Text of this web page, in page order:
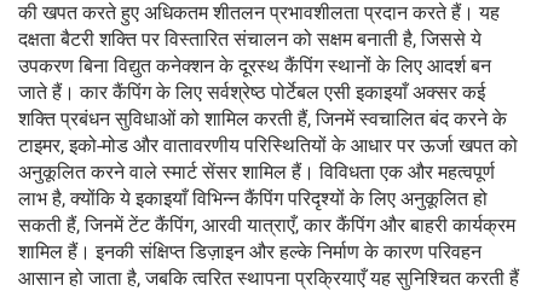
की खपत करते हुए अधिकतम शीतलन प्रभावशीलता प्रदान करते हैं। यह
दक्षता बैटरी शक्ति पर विस्तारित संचालन को सक्षम बनाती है, जिससे ये
उपकरण बिना विद्युत कनेक्शन के दूरस्थ कैंपिंग स्थानों के लिए आदर्श बन
जाते हैं। कार कैंपिंग के लिए सर्वश्रेष्ठ पोर्टेबल एसी इकाइयाँ अक्सर कई
शक्ति प्रबंधन सुविधाओं को शामिल करती हैं, जिनमें स्वचालित बंद करने के
टाइमर, इको-मोड और वातावरणीय परिस्थितियों के आधार पर ऊर्जा खपत को
अनुकूलित करने वाले स्मार्ट सेंसर शामिल हैं। विविधता एक और महत्वपूर्ण
लाभ है, क्योंकि ये इकाइयाँ विभिन्न कैंपिंग परिदृश्यों के लिए अनुकूलित हो
सकती हैं, जिनमें टेंट कैंपिंग, आरवी यात्राएँ, कार कैंपिंग और बाहरी कार्यक्रम
शामिल हैं। इनकी संक्षिप्त डिज़ाइन और हल्के निर्माण के कारण परिवहन
आसान हो जाता है, जबकि त्वरित स्थापना प्रक्रियाएँ यह सुनिश्चित करती हैं